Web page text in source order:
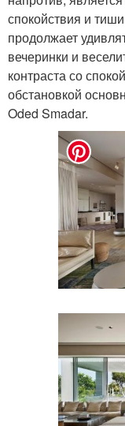
спокойствия и
продолжает
вечеринки и
контраста со
обстановкой
Oded Smadar.